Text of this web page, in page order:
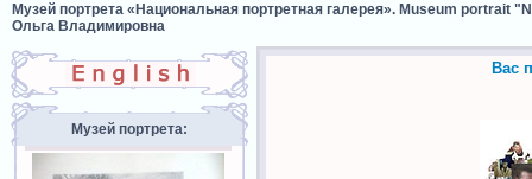
Музей портрета «Национальная портретная галерея». Museum portrait
Ольга Владимировна
Музей портрета:
Вас